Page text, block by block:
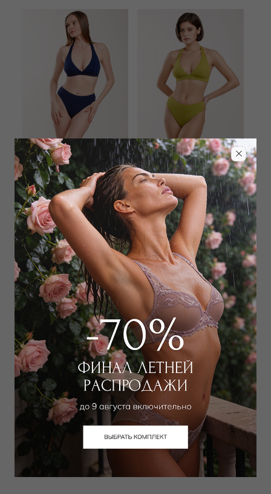
FISICO
Лиф треугольник
12 240₽ 23 000₽
+ 2 цвета
FISICO
Плавки слип
4 208₽ 11 000 ₽
FISICO
Лиф треугольник
₽
+ 2 цвета